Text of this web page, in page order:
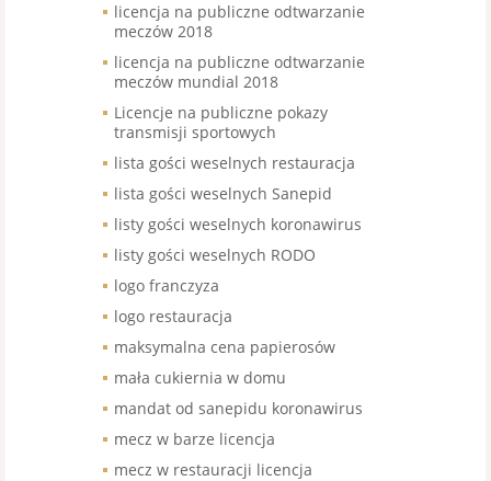
licencja na publiczne odtwarzanie
meczów 2018
licencja na publiczne odtwarzanie
meczów mundial 2018
Licencje na publiczne pokazy
transmisji sportowych
lista gości weselnych restauracja
lista gości weselnych Sanepid
listy gości weselnych koronawirus
listy gości weselnych RODO
logo franczyza
logo restauracja
maksymalna cena papierosów
mała cukiernia w domu
mandat od sanepidu koronawirus
mecz w barze licencja
mecz w restauracji licencja